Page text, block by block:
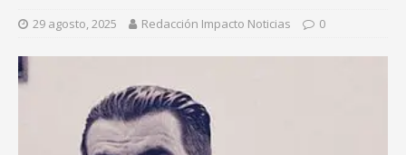
29 agosto, 2025 Redacción Impacto Noticias 0